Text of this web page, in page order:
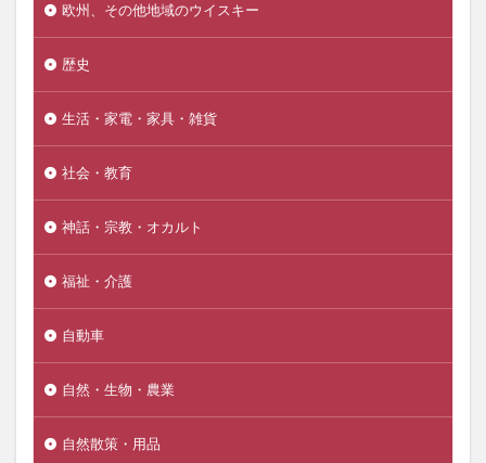
欧州、その他地域のウイスキー
歴史
生活・家電・家具・雑貨
社会・教育
神話・宗教・オカルト
福祉・介護
自動車
自然・生物・農業
自然散策・用品